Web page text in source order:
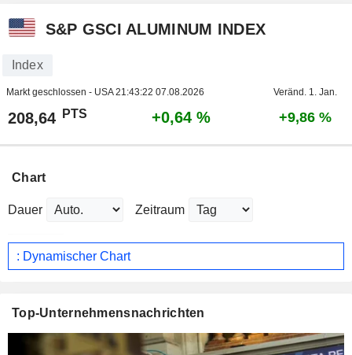
S&P GSCI ALUMINUM INDEX
Index
Markt geschlossen - USA21:43:22 07.08.2026 Veränd. 1. Jan.
208,64 PTS +0,64 % +9,86 %
Chart
Dauer Zeitraum
: Dynamischer Chart
Top-Unternehmensnachrichten